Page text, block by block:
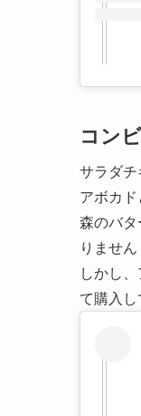
コン
サラダチ
アボカ
森のバタ
りません
しかし
て購入し